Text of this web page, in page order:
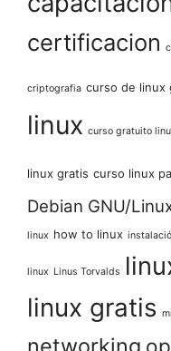
certificacion
criptografia curso de linux
linux curso gratuito
linux gratis curso linux
Debian GNU/
linux how to linux
linux Linus Torvalds
linux gratis